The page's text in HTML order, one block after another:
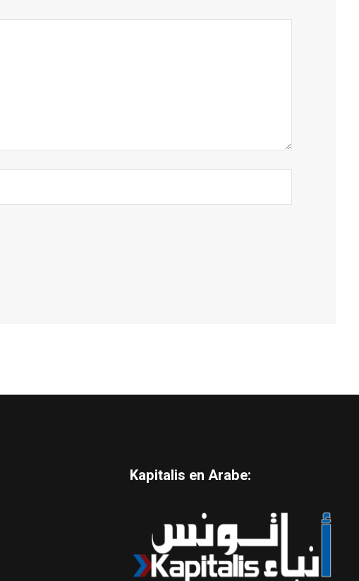
Kapitalis en Arabe: